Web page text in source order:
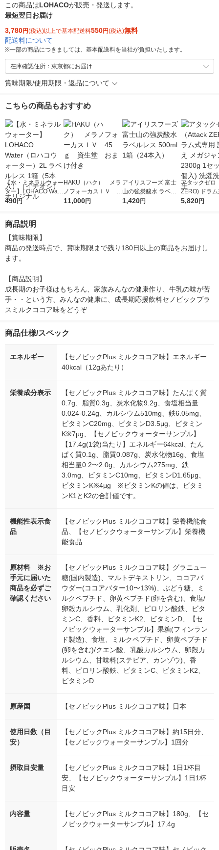
この商品はLOHACOが販売・発送します。
最短翌日お届け
3,780円(税込)以上で基本配送料550円(税込)無料
配送料について
※一部の商品につきましては、基本配送料を当社が負担いたします。
在庫確認住所：東京都にお届け
賞味期限/使用期限・返品について
こちらの商品もおすすめ
【水・ミネラルウォー
ター】LOHACO Wate
r（ロハコウォータ
シ） オリジナル
490円
HAKU（ハク） メラ
ノフォーカスＩＶ 4
5ｇ 資生堂 おまけ
11,000円
アイリスフーズ 富士
山の強炭酸水 ラベル
レス 500ml 1箱（24
1,420円
アタックゼロ
ZERO) ドラ
詰め替え メガ
5,820円
商品説明
【賞味期限】
商品の発送時点で、賞味期限まで残り180日以上の商品をお届けし
ます。
【商品説明】
成長期のお子様はもちろん、家族みんなの健康作り、牛乳の味が苦
手・・という方、みんなの健康に、成長期応援飲料セノビックプラ
スミルクココア味をどうぞ
商品仕様/スペック
エネルギー
【セノビックPlus ミルクココア味】エネルギー
40kcal（12gあたり）
栄養成分表示
【セノビックPlus ミルクココア味】たんぱく質
0.7g、脂質0.3g、炭水化物9.2g、食塩相当量
0.024-0.24g、カルシウム510mg、鉄6.05mg、
ビタミンC20mg、ビタミンD3.5μg、ビタミン
K※7μg、【セノビックウォーターサンプル】
【17.4g(1袋)当たり】エネルギー64kcal、たん
ぱく質0.1g、脂質0.087g、炭水化物16g、食塩
相当量0.2〜2.0g、カルシウム275mg、鉄
3.0mg、ビタミンC10mg、ビタミンD1.65μg、
ビタミンK※4μg ※ビタミンKの値は、ビタミ
ンK1とK2の合計値です。
機能性表示食
品
【セノビックPlus ミルクココア味】栄養機能食
品、【セノビックウォーターサンプル】栄養機
能食品
原材料 ※お
手元に届いた
商品を必ずご
確認ください
【セノビックPlus ミルクココア味】グラニュー
糖(国内製造)、マルトデキストリン、ココアパ
ウダー(ココアバター10〜13%)、ぶどう糖、ミ
ルクペプチド、卵黄ペプチド(卵を含む)、食塩/
卵殻カルシウム、乳化剤、ピロリン酸鉄、ビタ
ミンC、香料、ビタミンK2、ビタミンD、【セ
ノビックウォーターサンプル】果糖(フィンラン
ド製造)、食塩、ミルクペプチド、卵黄ペプチド
(卵を含む)/クエン酸、乳酸カルシウム、卵殻カ
ルシウム、甘味料(ステビア、カンゾウ)、香
料、ピロリン酸鉄、ビタミンC、ビタミンK2、
ビタミンD
原産国 【セノビックPlus ミルクココア味】日本
使用日数（目
安）
【セノビックPlus ミルクココア味】約15日分、
【セノビックウォーターサンプル】1回分
摂取目安量
【セノビックPlus ミルクココア味】1日1杯目
安、【セノビックウォーターサンプル】1日1杯
目安
内容量
【セノビックPlus ミルクココア味】180g、【セ
ノビックウォーターサンプル】17.4g